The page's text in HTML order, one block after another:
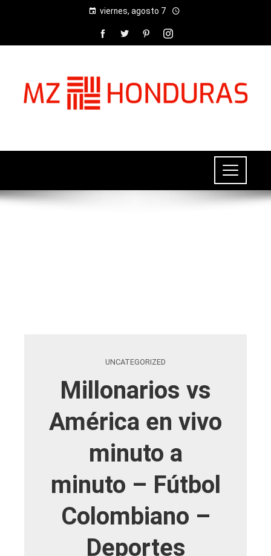
viernes, agosto 7
UNCATEGORIZED
Millonarios vs
América en vivo
minuto a
minuto – Fútbol
Colombiano –
Deportes